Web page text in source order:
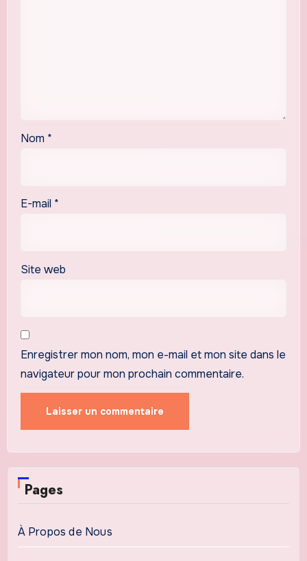
Nom *
E-mail *
Site web
Enregistrer mon nom, mon e-mail et mon site dans le
navigateur pour mon prochain commentaire.
Pages
À Propos de Nous